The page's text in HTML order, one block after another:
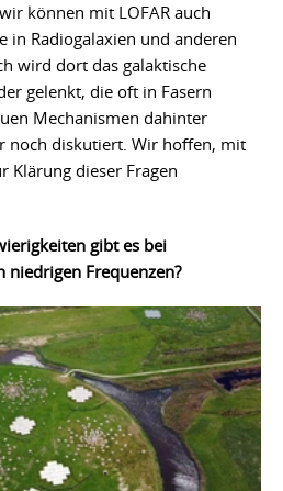
können mit LOFAR auch
in Radiogalaxien und anderen
wird dort das galaktische
gelenkt, die oft in Fasern
Mechanismen dahinter
noch diskutiert. Wir hoffen, mit
Klärung dieser Fragen
gibt es bei
niedrigen Frequenzen?